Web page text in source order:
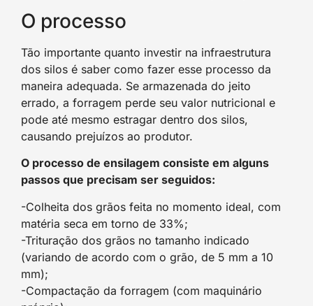
O processo
Tão importante quanto investir na infraestrutura
dos silos é saber como fazer esse processo da
maneira adequada. Se armazenada do jeito
errado, a forragem perde seu valor nutricional e
pode até mesmo estragar dentro dos silos,
causando prejuízos ao produtor.
O processo de ensilagem consiste em alguns
passos que precisam ser seguidos:
-Colheita dos grãos feita no momento ideal, com
matéria seca em torno de 33%;
-Trituração dos grãos no tamanho indicado
(variando de acordo com o grão, de 5 mm a 10
mm);
-Compactação da forragem (com maquinário